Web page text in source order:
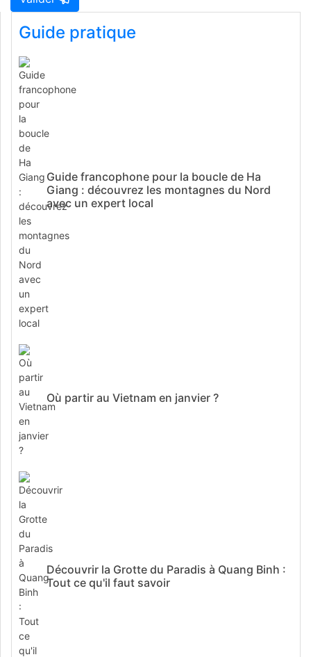
Guide pratique
Guide francophone pour la boucle de Ha
Giang : découvrez les montagnes du Nord
avec un expert local
Où partir au Vietnam en janvier ?
Découvrir la Grotte du Paradis à Quang Binh :
Tout ce qu'il faut savoir